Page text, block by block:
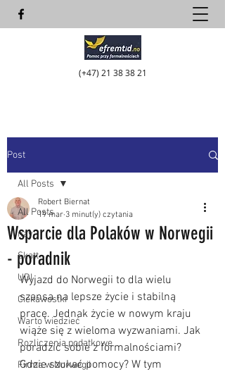
(+47) 21 38 38 21
Post
All Posts
nav
Skatt
UDI
Ciekawostki
Warto wiedzieć
Rozliczenia podatkowe
Firma w Norwegii
All Posts
Wsparcie dla Polaków w Norwegii
- poradnik
Robert Biernat
19 mar 3 minut(y) czytania
Wyjazd do Norwegii to dla wielu
szansa na lepsze życie i stabilną
pracę. Jednak życie w nowym kraju
wiąże się z wieloma wyzwaniami. Jak
poradzić sobie z formalnościami?
Gdzie szukać pomocy? W tym